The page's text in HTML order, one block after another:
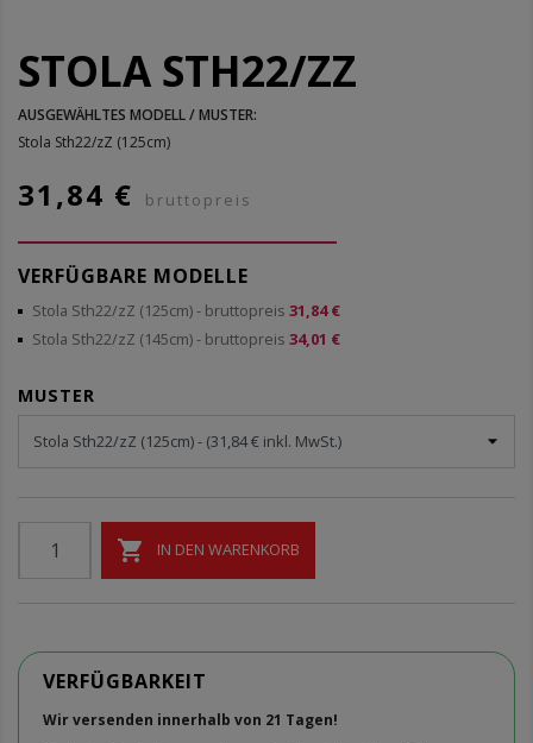
STOLA STH22/ZZ
AUSGEWÄHLTES MODELL / MUSTER:
Stola Sth22/zZ (125cm)
31,84 € bruttopreis
VERFÜGBARE MODELLE
Stola Sth22/zZ (125cm)- bruttopreis 31,84 €
Stola Sth22/zZ (145cm)- bruttopreis 34,01 €
MUSTER
 IN DEN WARENKORB
VERFÜGBARKEIT
Wir versenden innerhalb von 21 Tagen!